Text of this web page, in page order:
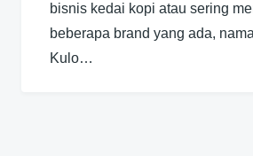
bisnis kedai kopi atau sering
beberapa brand yang ada,
Kulo…